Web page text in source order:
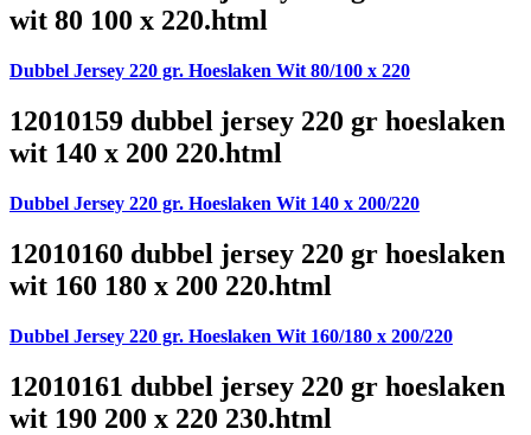
wit 80 100 x 220.html
Dubbel Jersey 220 gr. Hoeslaken Wit 80/100 x 220
12010159 dubbel jersey 220 gr hoeslaken
wit 140 x 200 220.html
Dubbel Jersey 220 gr. Hoeslaken Wit 140 x 200/220
12010160 dubbel jersey 220 gr hoeslaken
wit 160 180 x 200 220.html
Dubbel Jersey 220 gr. Hoeslaken Wit 160/180 x 200/220
12010161 dubbel jersey 220 gr hoeslaken
wit 190 200 x 220 230.html